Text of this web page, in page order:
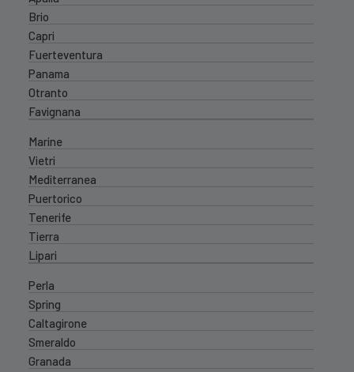
Brio
Capri
Fuerteventura
Panama
Otranto
Favignana
Marine
Vietri
Mediterranea
Puertorico
Tenerife
Tierra
Lipari
Perla
Spring
Caltagirone
Smeraldo
Granada